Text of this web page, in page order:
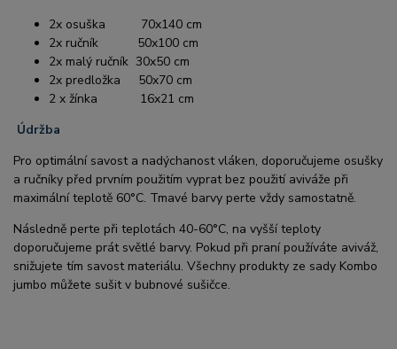
2x osuška 70x140 cm
2x ručník 50x100 cm
2x malý ručník 30x50 cm
2x predložka 50x70 cm
2 x žínka 16x21 cm
Údržba
Pro optimální savost a nadýchanost vláken, doporučujeme osušky
a ručníky před prvním použitím vyprat bez použití aviváže při
maximální teplotě 60°C. Tmavé barvy perte vždy samostatně.
Následně perte při teplotách 40-60°C, na vyšší teploty
doporučujeme prát světlé barvy. Pokud při praní používáte aviváž,
snižujete tím savost materiálu. Všechny produkty ze sady Kombo
jumbo můžete sušit v bubnové sušičce.